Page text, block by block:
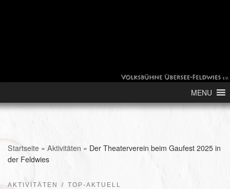
MENU
Startseite » Aktivitäten » Der Theaterverein beim Gaufest 2025 in
der Feldwies
AKTIVITÄTEN
TOP-AKTUELL